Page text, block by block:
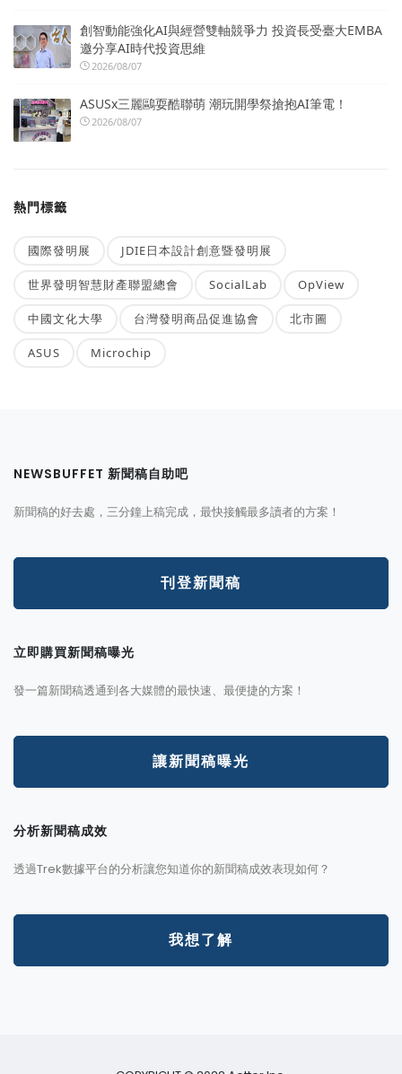
創智動能強化AI與經營雙軸競爭力 投資長受臺大EMBA
邀分享AI時代投資思維
2026/08/07
ASUSx三麗鷗耍酷聯萌 潮玩開學祭搶抱AI筆電！
2026/08/07
熱門標籤
國際發明展 JDIE日本設計創意暨發明展
世界發明智慧財產聯盟總會 SocialLab OpView
中國文化大學 台灣發明商品促進協會 北市圖
ASUS Microchip
NEWSBUFFET 新聞稿自助吧
新聞稿的好去處，三分鐘上稿完成，最快接觸最多讀者的方案！
刊登新聞稿
立即購買新聞稿曝光
發一篇新聞稿透通到各大媒體的最快速、最便捷的方案！
讓新聞稿曝光
分析新聞稿成效
透過Trek數據平台的分析讓您知道你的新聞稿成效表現如何？
我想了解